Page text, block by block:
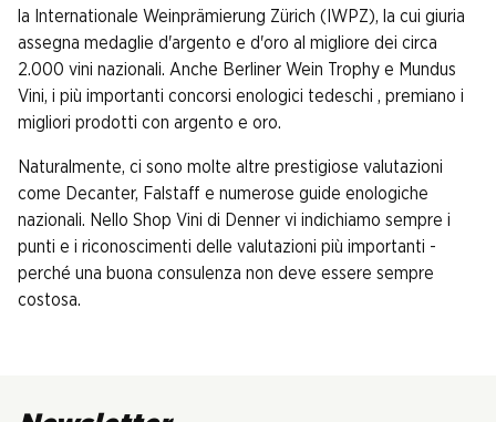
la Internationale Weinprämierung Zürich (IWPZ), la cui giuria
assegna medaglie d'argento e d'oro al migliore dei circa
2.000 vini nazionali. Anche Berliner Wein Trophy e Mundus
Vini, i più importanti concorsi enologici tedeschi , premiano i
migliori prodotti con argento e oro.
Naturalmente, ci sono molte altre prestigiose valutazioni
come Decanter, Falstaff e numerose guide enologiche
nazionali. Nello Shop Vini di Denner vi indichiamo sempre i
punti e i riconoscimenti delle valutazioni più importanti -
perché una buona consulenza non deve essere sempre
costosa.